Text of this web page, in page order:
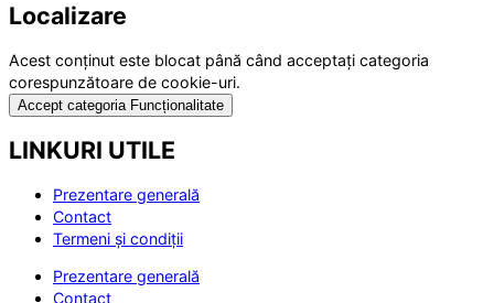
Localizare
Acest conținut este blocat până când acceptați categoria
corespunzătoare de cookie-uri.
Accept categoria Funcționalitate
LINKURI UTILE
Prezentare generală
Contact
Termeni și condiții
Prezentare generală
Contact